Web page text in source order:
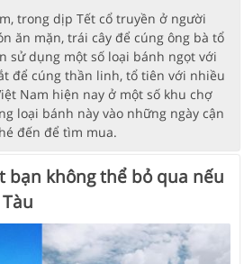
trong dịp Tết cổ truyền ở người
ăn mặn, trái cây để cúng ông bà tổ
sử dụng một số loại bánh ngọt với
để cúng thần linh, tổ tiên với nhiều
Nam hiện nay ở một số khu chợ
loại bánh này vào những ngày cận
đến để tìm mua.
bạn không thể bỏ qua nếu